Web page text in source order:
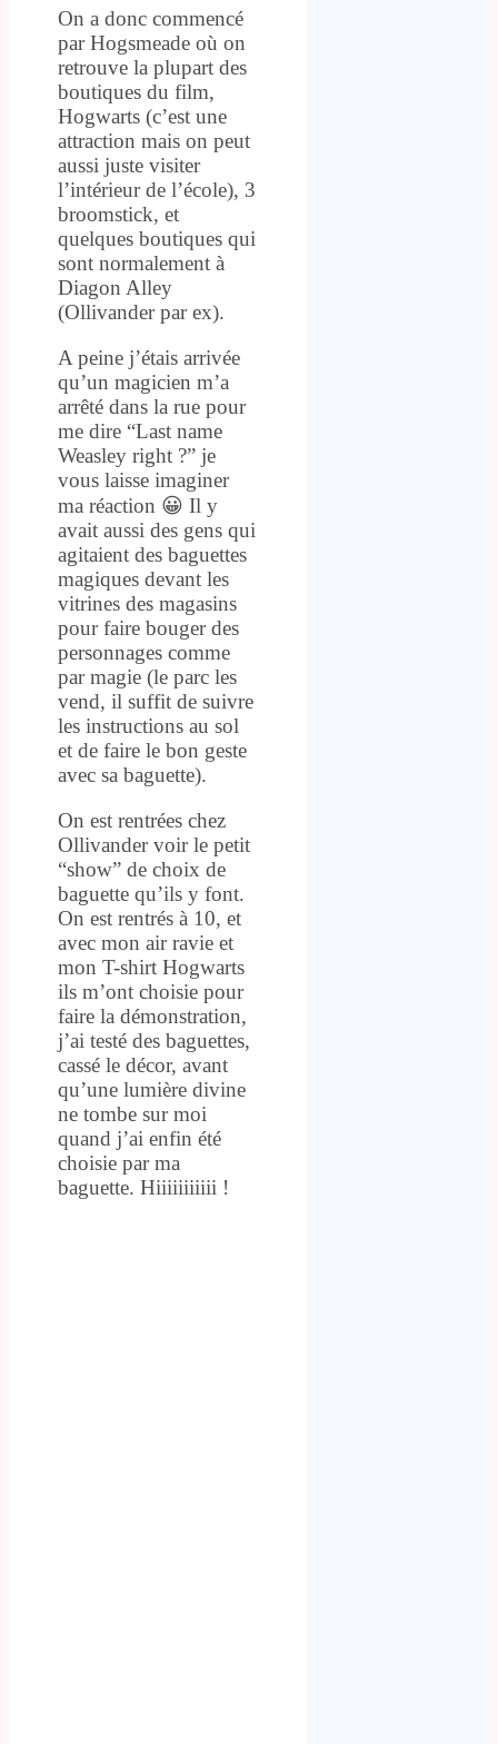
On a donc commencé
par Hogsmeade où on
retrouve la plupart des
boutiques du film,
Hogwarts (c’est une
attraction mais on peut
aussi juste visiter
l’intérieur de l’école), 3
broomstick, et
quelques boutiques qui
sont normalement à
Diagon Alley
(Ollivander par ex).
A peine j’étais arrivée
qu’un magicien m’a
arrêté dans la rue pour
me dire “Last name
Weasley right ?” je
vous laisse imaginer
ma réaction 😀 Il y
avait aussi des gens qui
agitaient des baguettes
magiques devant les
vitrines des magasins
pour faire bouger des
personnages comme
par magie (le parc les
vend, il suffit de suivre
les instructions au sol
et de faire le bon geste
avec sa baguette).
On est rentrées chez
Ollivander voir le petit
“show” de choix de
baguette qu’ils y font.
On est rentrés à 10, et
avec mon air ravie et
mon T-shirt Hogwarts
ils m’ont choisie pour
faire la démonstration,
j’ai testé des baguettes,
cassé le décor, avant
qu’une lumière divine
ne tombe sur moi
quand j’ai enfin été
choisie par ma
baguette. Hiiiiiiiiiii !